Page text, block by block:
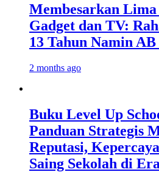
Membesarkan Lima
Gadget dan TV:
13 Tahun Namin
2 months ago
Buku Level Up
Panduan Strategis
Reputasi,
Saing Sekolah di